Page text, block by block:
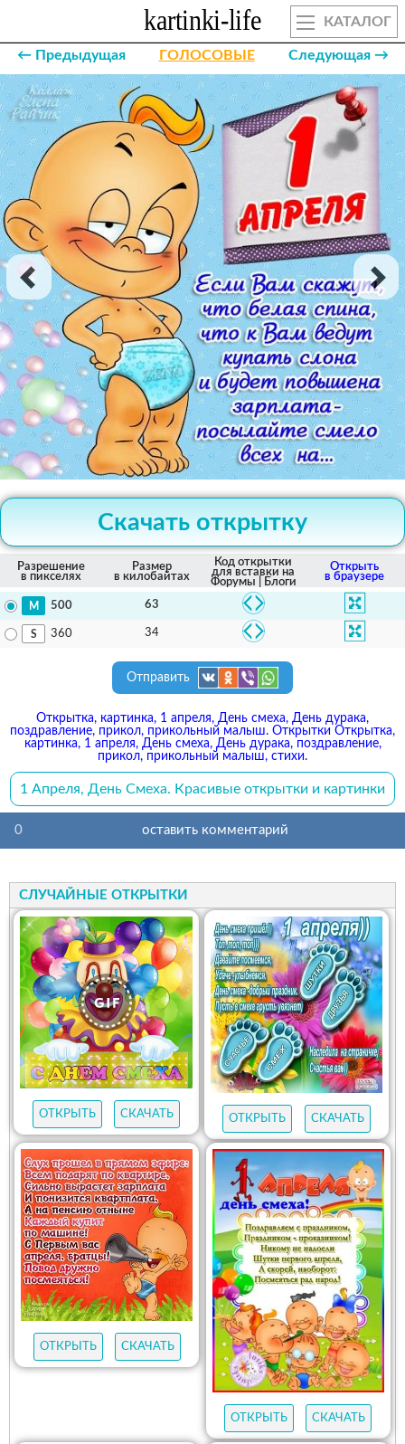
КАТАЛОГ
← Предыдущая ГОЛОСОВЫЕ Следующая →
Скачать открытку
Разрешение
в пикселях
Размер
в килобайтах
Код открытки
для вставки на
Форумы | Блоги
Открыть
в браузере
500 63
360 34
Отправить
Открытка, картинка, 1 апреля, День смеха, День дурака,
поздравление, прикол, прикольный малыш. Открытки Открытка,
картинка, 1 апреля, День смеха, День дурака, поздравление,
прикол, прикольный малыш, стихи.
1 Апреля, День Смеха. Красивые открытки и картинки
0 оставить комментарий
СЛУЧАЙНЫЕ ОТКРЫТКИ
ОТКРЫТЬ СКАЧАТЬ ОТКРЫТЬ СКАЧАТЬ
ОТКРЫТЬ СКАЧАТЬ
ОТКРЫТЬ СКАЧАТЬ